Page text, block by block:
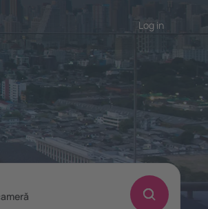
Log in